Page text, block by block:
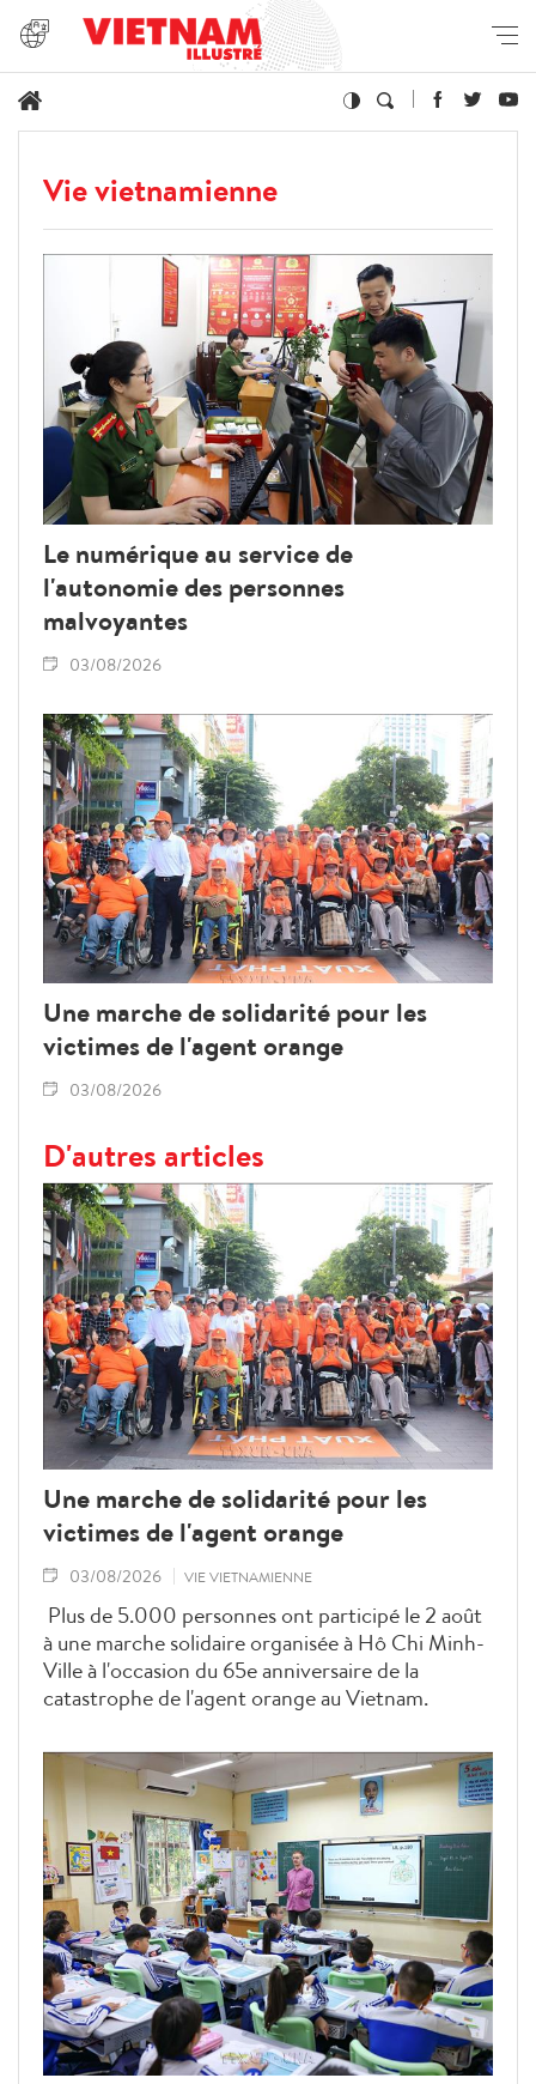
Vie vietnamienne
Le numérique au service de
l'autonomie des personnes
malvoyantes
03/08/2026
Une marche de solidarité pour les
victimes de l'agent orange
03/08/2026
D'autres articles
Une marche de solidarité pour les
victimes de l'agent orange
03/08/2026 VIE VIETNAMIENNE
Plus de 5.000 personnes ont participé le 2 août
à une marche solidaire organisée à Hô Chi Minh-
Ville à l'occasion du 65e anniversaire de la
catastrophe de l'agent orange au Vietnam.
mobiliser le soutien de la communauté en faveur
des victimes de l'agent orange/dioxine.